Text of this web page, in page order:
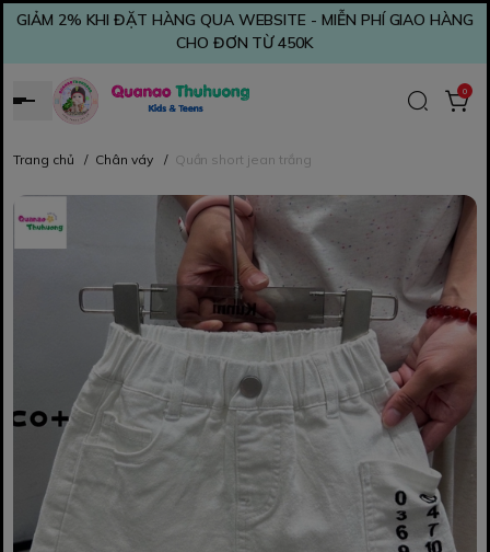
GIẢM 2% KHI ĐẶT HÀNG QUA WEBSITE - MIỄN PHÍ GIAO HÀNG
CHO ĐƠN TỪ 450K
0
Trang chủ / Chân váy / Quần short jean trắng